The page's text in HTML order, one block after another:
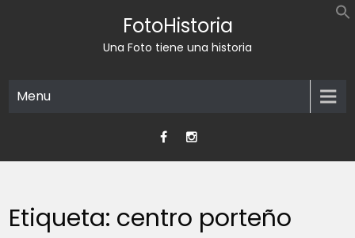
FotoHistoria
Una Foto tiene una historia
Menu
Etiqueta: centro porteño